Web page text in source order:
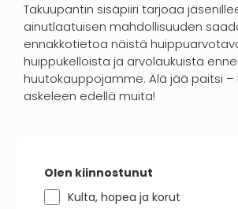
Takuupantin sisäpiiri tarjoaa
ainutlaatuisen mahdollisuuden
ennakkotietoa näistä
huippukelloista ja arvolaukuista
huutokauppojamme. Älä jää paitsi –
askeleen edellä muita!
Olen kiinnostunut
Kulta, hopea ja korut